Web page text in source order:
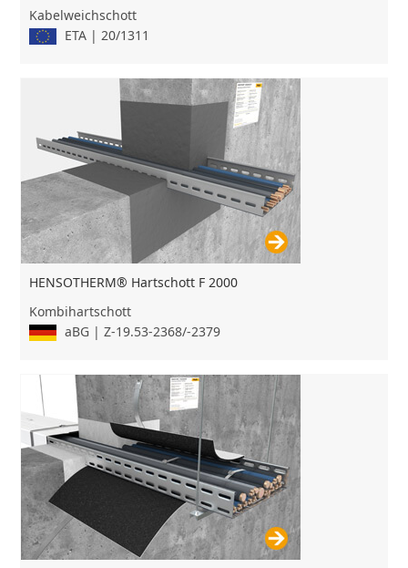
Kabelweichschott
ETA | 20/1311
HENSOTHERM® Hartschott F 2000
Kombihartschott
aBG | Z-19.53-2368/-2379